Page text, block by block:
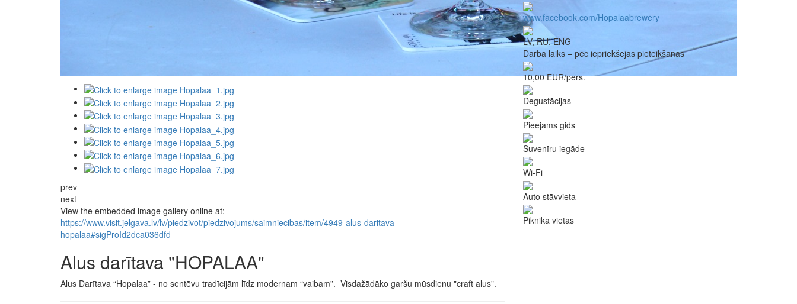
prev
next
View the embedded image gallery online at:
https://www.visit.jelgava.lv/lv/piedzivot/piedzivojums/saimniecibas/item/4949-alus-daritava-
hopalaa#sigProId2dca036dfd
Alus darītava "HOPALAA"
Alus Darītava “Hopalaa” - no sentēvu tradīcijām līdz modernam “vaibam”. Visdažādāko garšu mūsdienu "craft alus".
www.facebook.com/Hopalaabrewery
LV, RU, ENG
Darba laiks – pēc iepriekšējas pieteikšanās
10,00 EUR/pers.
Degustācijas
Pieejams gids
Suvenīru iegāde
Wi-Fi
Auto stāvvieta
Piknika vietas